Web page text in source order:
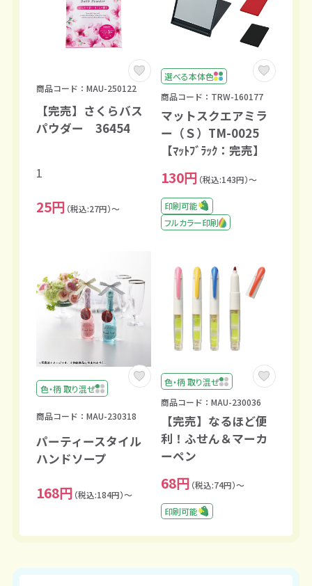
商品コード：MAU-250122
【完売】さくらバス
パウダー 36454
1
25円 （税込:27円）～
選べる本体色
商品コード：TRW-160177
マットスクエアミラ
ー（Ｓ）TM-0025
【ﾏｯﾄﾌﾞﾗｯｸ：完売】
130円 （税込:143円）～
印刷可能
フルカラー印刷
色・柄 取り混ぜ
商品コード：MAU-230318
パーティースタイル
ハンドソープ
168円 （税込:184円）～
色・柄 取り混ぜ
商品コード：MAU-230036
【完売】なるほど便
利！ふせん＆マーカ
ーペン
68円 （税込:74円）～
印刷可能